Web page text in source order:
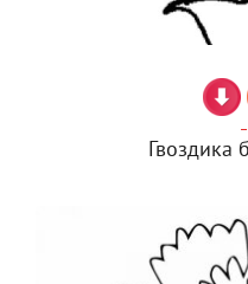
Гвоздика